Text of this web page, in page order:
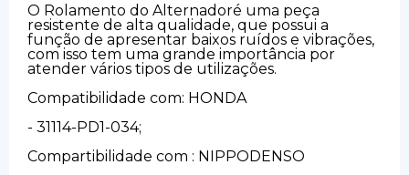
O Rolamento do Alternadoré uma peça
resistente de alta qualidade, que possui a
função de apresentar baixos ruídos e vibrações,
com isso tem uma grande importância por
atender vários tipos de utilizações.
Compatibilidade com: HONDA
- 31114-PD1-034;
Compartibilidade com : NIPPODENSO